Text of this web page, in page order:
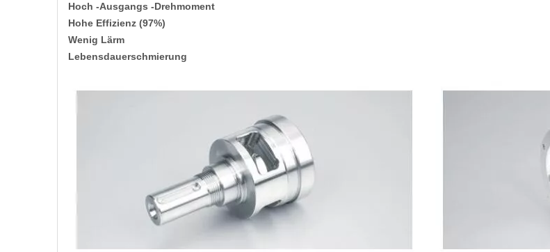
Hoch -Ausgangs -Drehmoment
Hohe Effizienz (97%)
Wenig Lärm
Lebensdauerschmierung